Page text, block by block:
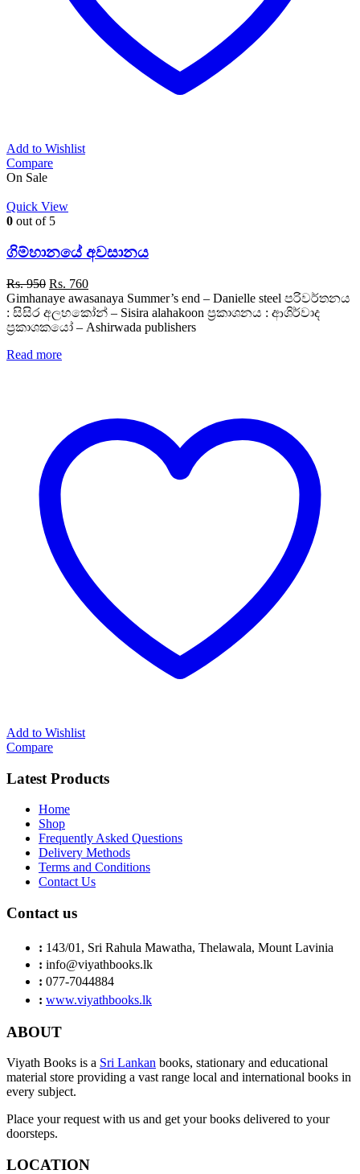
Add to Wishlist
Compare
On Sale
Quick View
0 out of 5
ගිම්හානයේ අවසානය
Rs.950 Original
price
was:
Rs. 950.
Rs. 760Current
price
is:
Rs. 760.
Gimhanaye awasanaya Summer’s end – Danielle steel පරිවර්තනය
: සිසිර අලහකෝන් – Sisira alahakoon ප්‍රකාශනය : ආශිර්වාද
ප්‍රකාශකයෝ – Ashirwada publishers
Read more
Add to Wishlist
Compare
Latest Products
Home
Shop
Frequently Asked Questions
Delivery Methods
Terms and Conditions
Contact Us
Contact us
: 143/01, Sri Rahula Mawatha, Thelawala, Mount Lavinia
: info@viyathbooks.lk
: 077-7044884
: www.viyathbooks.lk
ABOUT
Viyath Books is a Sri Lankan books, stationary and educational
material store providing a vast range local and international books in
every subject.
Place your request with us and get your books delivered to your
doorsteps.
LOCATION